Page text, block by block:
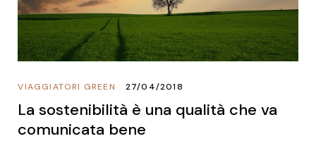
VIAGGIATORI GREEN 27/04/2018
La sostenibilità è una qualità che va
comunicata bene